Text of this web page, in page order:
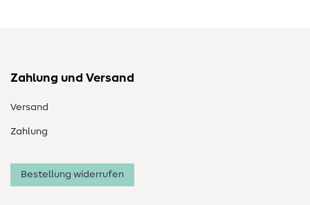
Zahlung und Versand
Versand
Zahlung
Bestellung widerrufen